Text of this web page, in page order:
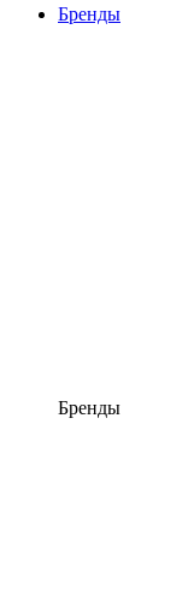
Бренды
Бренды